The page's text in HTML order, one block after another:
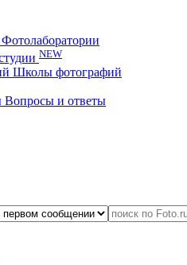
Фотолаборатории
NEW
Школы фотографий
Вопросы и ответы